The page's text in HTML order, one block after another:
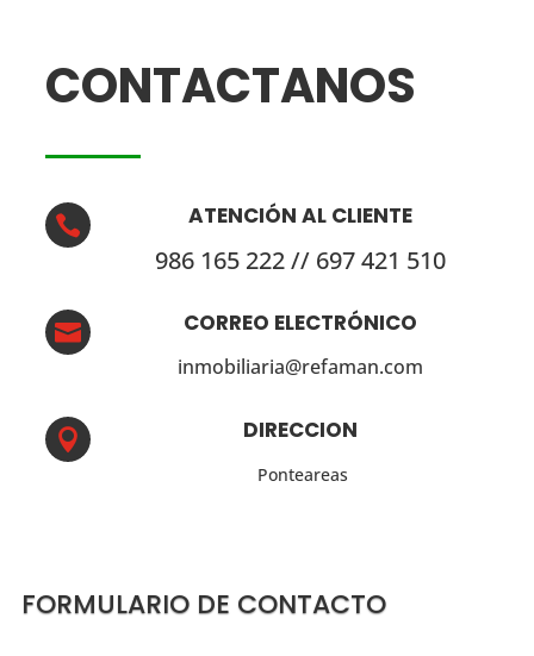
CONTACTANOS
 ATENCIÓN AL CLIENTE
986 165 222 // 697 421 510
 CORREO ELECTRÓNICO
inmobiliaria@refaman.com
 DIRECCION
Ponteareas
FORMULARIO DE CONTACTO